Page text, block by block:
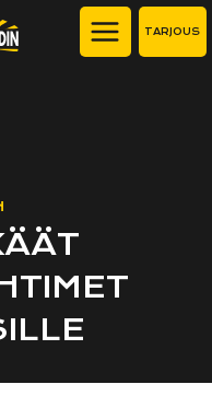
TARJOUS